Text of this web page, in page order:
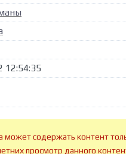
12:54:35
может содержать контент
просмотр данного